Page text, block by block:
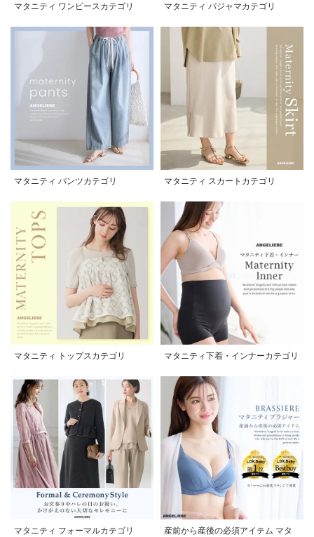
マタニティ ワンピースカテゴリ マタニティ パジャマカテゴリ
マタニティ パンツカテゴリ マタニティ スカートカテゴリ
マタニティ トップスカテゴリ マタニティ下着・インナーカテゴリ
マタニティ フォーマルカテゴリ
産前から産後の必須アイテム マタ